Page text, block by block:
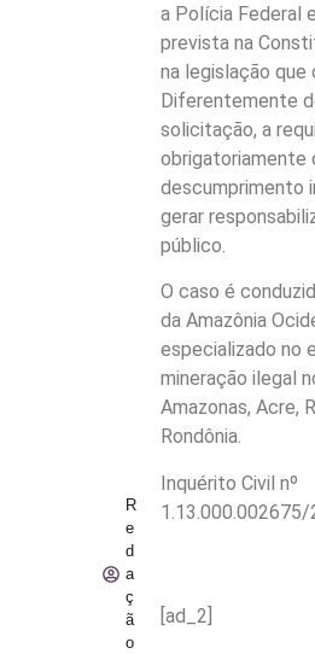
R
e
d
a
ç
ã
o
a Polícia Federal
prevista na
na legislação que
Diferentemente
solicitação, a
obrigatoriamente
descumprimento
gerar
público.
O caso é
da Amazônia
especializado no
mineração ilegal
Amazonas, Acre,
Rondônia.
Inquérito Civil nº
[ad_2]